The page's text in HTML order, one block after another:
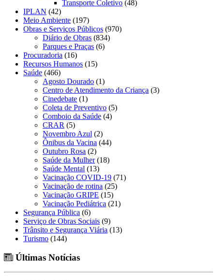
Transporte Coletivo (48)
IPLAN (42)
Meio Ambiente (197)
Obras e Serviços Públicos (970)
Diário de Obras (834)
Parques e Praças (6)
Procuradoria (16)
Recursos Humanos (15)
Saúde (466)
Agosto Dourado (1)
Centro de Atendimento da Criança (3)
Cinedebate (1)
Coleta de Preventivo (5)
Comboio da Saúde (4)
CRAR (5)
Novembro Azul (2)
Ônibus da Vacina (44)
Outubro Rosa (2)
Saúde da Mulher(18)
Saúde Mental (13)
Vacinação COVID-19 (71)
Vacinação de rotina (25)
Vacinação GRIPE (15)
Vacinação Pediátrica (21)
Segurança Pública (6)
Serviço de Obras Sociais (9)
Trânsito e Segurança Viária (13)
Turismo (144)
Últimas Notícias